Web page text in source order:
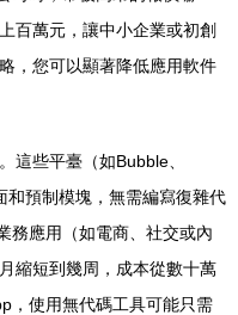
百萬元，讓中小企業或初創
，您可以顯著降低應用軟件
這些平臺（如Bubble、
和預制模塊，無需編寫復雜代
務應用（如電商、社交或內
縮短到幾周，成本從數十萬
，使用無代碼工具可能只需